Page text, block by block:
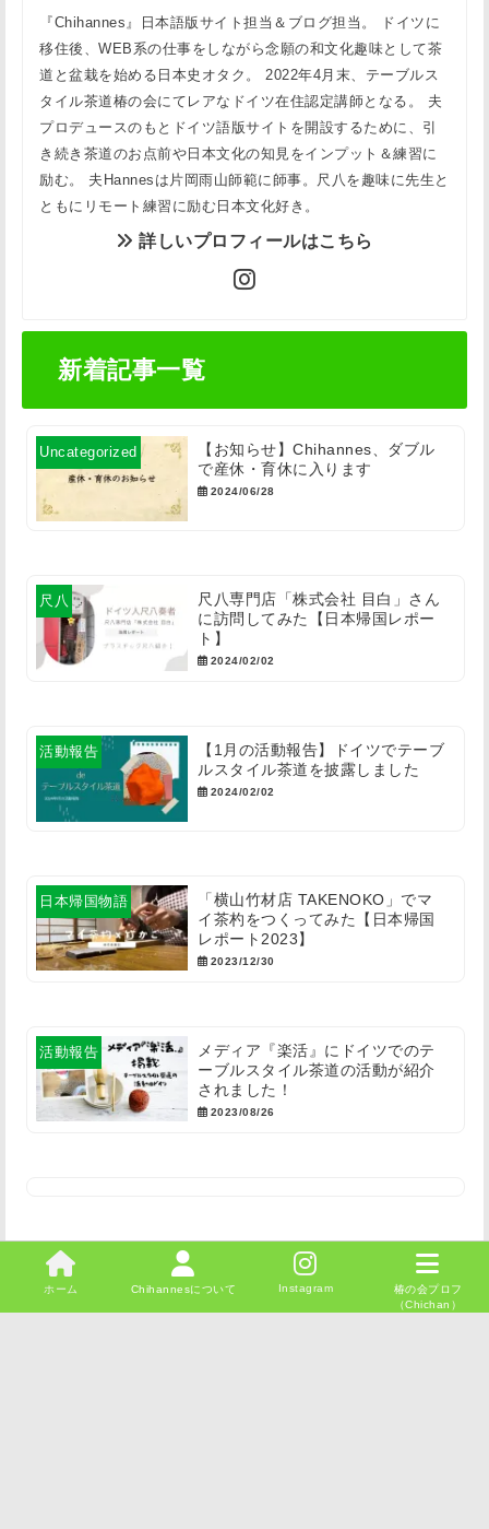
『Chihannes』日本語版サイト担当＆ブログ担当。 ドイツに
移住後、WEB系の仕事をしながら念願の和文化趣味として茶
道と盆栽を始める日本史オタク。 2022年4月末、テーブルス
タイル茶道椿の会にてレアなドイツ在住認定講師となる。 夫
プロデュースのもとドイツ語版サイトを開設するために、引
き続き茶道のお点前や日本文化の知見をインプット＆練習に
励む。 夫Hannesは片岡雨山師範に師事。尺八を趣味に先生と
ともにリモート練習に励む日本文化好き。
詳しいプロフィールはこちら
新着記事一覧
Uncategorized
【お知らせ】Chihannes、ダブル
で産休・育休に入ります
2024/06/28
尺八
尺八専門店「株式会社 目白」さん
に訪問してみた【日本帰国レポー
ト】
2024/02/02
活動報告
【1月の活動報告】ドイツでテーブ
ルスタイル茶道を披露しました
2024/02/02
日本帰国物語
「横山竹材店 TAKENOKO」でマ
イ茶杓をつくってみた【日本帰国
レポート2023】
2023/12/30
活動報告
メディア『楽活』にドイツでのテ
ーブルスタイル茶道の活動が紹介
されました！
2023/08/26
ホーム Chihannesについて Instagram
椿の会プロフ
（Chichan）